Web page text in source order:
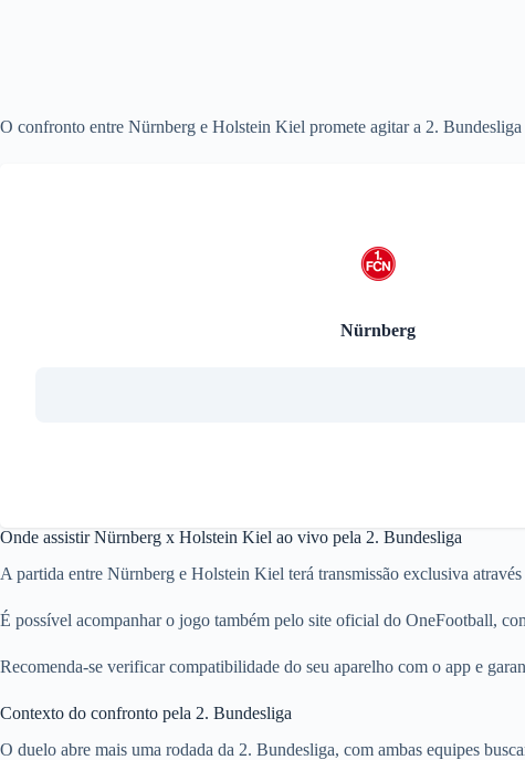
O confronto entre Nürnberg e Holstein Kiel promete agitar a 2.
Nürnberg
Onde assistir Nürnberg x Holstein Kiel ao vivo pela 2. Bundesliga
A partida entre Nürnberg e Holstein Kiel terá transmissão exclusiva
É possível acompanhar o jogo também pelo site oficial do OneFootball,
Recomenda-se verificar compatibilidade do seu aparelho com o app e
Contexto do confronto pela 2. Bundesliga
O duelo abre mais uma rodada da 2. Bundesliga, com ambas equipes